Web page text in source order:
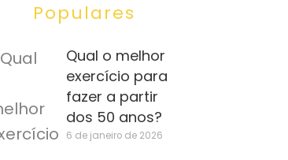
Populares
Qual o melhor
exercício para
fazer a partir
dos 50 anos?
6 de janeiro de 2026